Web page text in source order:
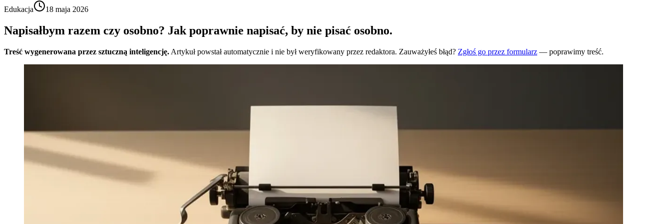
Edukacja
18 maja 2026
Napisałbym razem czy osobno? Jak poprawnie napisać, by nie pisać osobno.
Treść wygenerowana przez sztuczną inteligencję. Artykuł powstał automatycznie i nie był weryfikowany przez redaktora. Zauważyłeś błąd? Zgłoś go przez formularz — poprawimy treść.